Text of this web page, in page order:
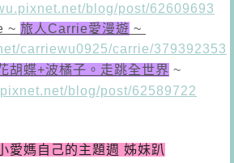
blog/post/62609693
~ 旅人Carrie愛漫遊 ~
carriewu0925/carrie/379392353
胡蝶+波橘子。走跳全世界 ~
blog/post/62589722
愛媽自己的主題週 姊妹趴